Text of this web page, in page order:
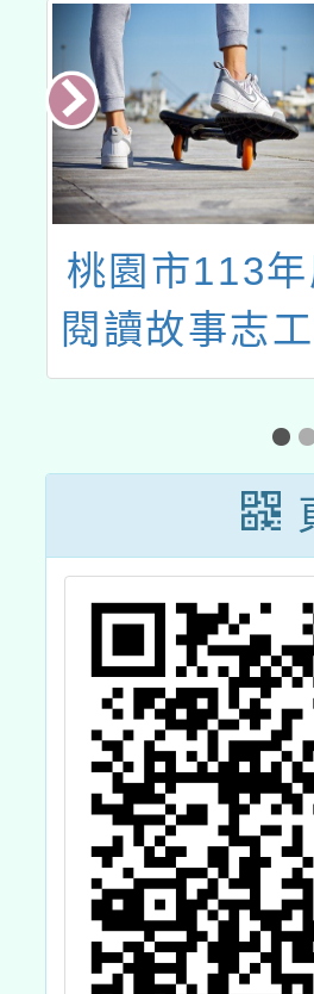
桃園市113
閱讀故事志
訓